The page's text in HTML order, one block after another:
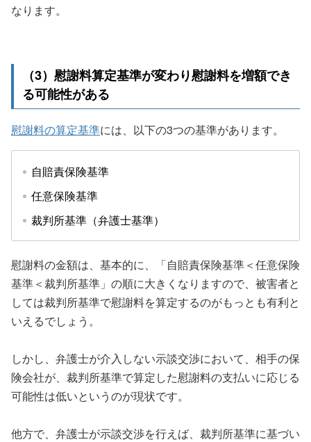
なります。
（3）慰謝料算定基準が変わり慰謝料を増額でき
る可能性がある
慰謝料の算定基準には、以下の3つの基準があります。
自賠責保険基準
任意保険基準
裁判所基準（弁護士基準）
慰謝料の金額は、基本的に、「自賠責保険基準＜任意保険
基準＜裁判所基準」の順に大きくなりますので、被害者と
しては裁判所基準で慰謝料を算定するのがもっとも有利と
いえるでしょう。
しかし、弁護士が介入しない示談交渉において、相手の保
険会社が、裁判所基準で算定した慰謝料の支払いに応じる
可能性は低いというのが現状です。
他方で、弁護士が示談交渉を行えば、裁判所基準に基づい